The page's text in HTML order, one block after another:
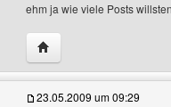
ehm ja wie viele Posts
Website dieses
23.05.2009 um 09:29